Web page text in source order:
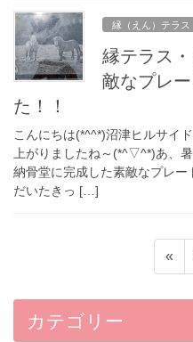
縁（えん）テラ
縁テラス
敵なプレ
た！！
こんにちは(*^^*)沼津ヒルサイ
上がりましたね～(*^▽^*)あ、
納骨堂に完成した素敵なプレ
だいたきっ […]
ナ
ビ
«
カテゴリー